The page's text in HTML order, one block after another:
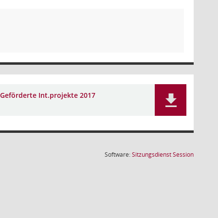
Geförderte Int.projekte 2017
Software:SitzungsdienstSession(Wird in